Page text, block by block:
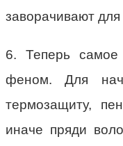
заворачивают
6. Теперь самое
феном. Для
термозащиту,
иначе пряди